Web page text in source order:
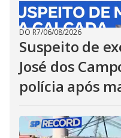
DO R7/06/08/2026
Suspeito de
José dos
polícia após